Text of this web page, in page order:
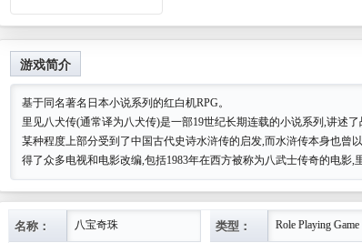
1.到日向村的酒店问话。在日向村中收和尚源
码1398。去村右上方的寺， 使用1398密码。
2.过日向村北方关所到丰前村。到丰前村西边
下调查得盘子。 坐船回港后到下方的洞窟找
LLL得义珠。
3.过丰前村北方的港到安芸村。过安芸村北方
调查得芭蕉扇。 往东坐船后入城，到城顶用
游戏简介
基于同名著名日本小说系列的红白机RPG。
里见八犬传(通常译为八犬传)是一部19世纪长期连载的小说系列,讲述
某种程度上部分受到了中国古代史诗水浒传的启发,而水浒传本身也曾
得了众多电视和电影改编,包括1983年在西方被称为八武士传奇的电影,
名称： 八宝奇珠 类型： Role Playing Game